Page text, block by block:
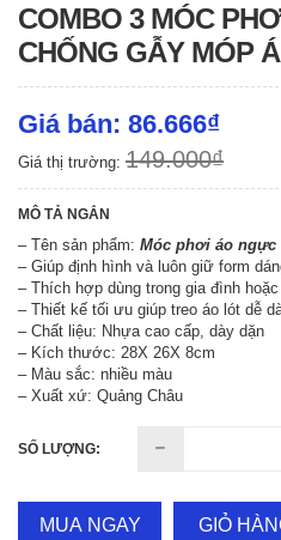
COMBO 3 MÓC
CHỐNG GẪY MÓP
Giá bán: 86.666₫
Giá thị trường: 149.000₫
MÔ TẢ NGẮN
– Tên sản phẩm: Móc phơi áo ngực
– Giúp định hình và luôn giữ form
– Thích hợp dùng trong gia đình
– Thiết kế tối ưu giúp treo áo lót dễ
– Chất liệu: Nhựa cao cấp, dày dặn
– Kích thước: 28X 26X 8cm
– Màu sắc: nhiều màu
– Xuất xứ: Quảng Châu
SỐ LƯỢNG:
MUA NGAY GIỎ